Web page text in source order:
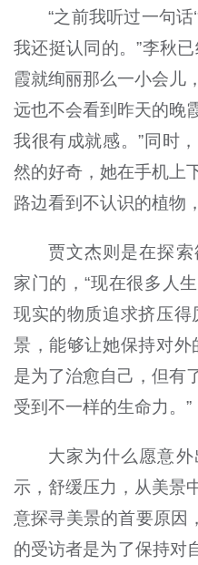
“之前我听过一句话
我还挺认同的。”李秋
霞就绚丽那么一小会儿
远也不会看到昨天的晚
我很有成就感。”同时
然的好奇，她在手机上
路边看到不认识的植物
贾文杰则是在探
家门的，“现在很多人
现实的物质追求挤压得
景，能够让她保持对外
是为了治愈自己，但有
受到不一样的生命力。”
大家为什么愿意
示，舒缓压力，从美景
意探寻美景的首要原因
的受访者是为了保持对